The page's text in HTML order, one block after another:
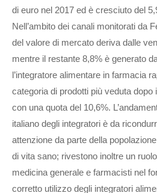
di euro nel 2017 ed è cresciuto del
Nell’ambito dei canali monitorati da
del valore di mercato deriva dalle
mentre il restante 8,8% è generato
l’integratore alimentare in farmacia
categoria di prodotti più veduta
con una quota del 10,6%.
italiano degli integratori è da
attenzione da parte della
di vita sano; rivestono inoltre un
medicina generale e farmacisti nel
corretto utilizzo degli integratori